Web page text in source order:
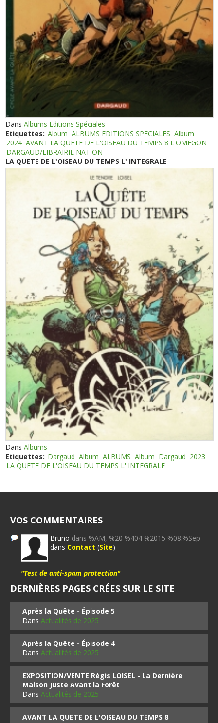
DansAlbums Editions Spéciales
Etiquettes: Album ALBUMS EDITIONS SPECIALES Album
2024 AVANT LA QUETE DE L'OISEAU DU TEMPS 8 L'OMEGON
DARGAUD/LIBRAIRIE NATION
LA QUETE DE L'OISEAU DU TEMPS L' INTEGRALE
DansAlbums
Etiquettes: Dargaud Album ALBUMS Album Dargaud 2023
LA QUETE DE L'OISEAU DU TEMPS L' INTEGRALE
VOS COMMENTAIRES
Bruno dans %AM, %20 %404 %2015 %08:%Sep
dans Contact (Site)
"Test de anti-spam protection"
DERNIÈRES PAGES CRÉES SUR LE SITE
Après la Quête - Épisode 5
DansActualités de 2025
Après la Quête - Épisode 4
DansActualités de 2025
EXPOSITION/VENTE Régis LOISEL - La Dernière
Maison Juste Avant la Forêt
DansActualités de 2025
AVANT LA QUETE DE L'OISEAU DU TEMPS 8